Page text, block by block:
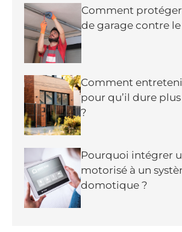
Comment
de garage contre
Comment
pour qu’il dure
?
Pourquoi intégrer
motorisé à un
domotique ?